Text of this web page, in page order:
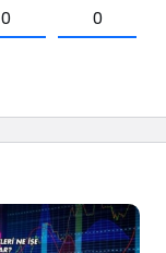
0 0